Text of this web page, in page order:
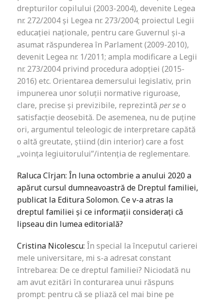
drepturilor copilului (2003-2004), devenite Legea
nr. 272/2004 și Legea nr. 273/2004; proiectul Legii
educației naționale, pentru care Guvernul și-a
asumat răspunderea în Parlament (2009-2010),
devenit Legea nr. 1/2011; ampla modificare a Legii
nr. 273/2004 privind procedura adopției (2015-
2016) etc. Orientarea demersului legislativ, prin
impunerea unor soluții normative riguroase,
clare, precise și previzibile, reprezintă per seo
satisfacție deosebită. De asemenea, nu de puține
ori, argumentul teleologic de interpretare capătă
o altă greutate, știind (din interior) care a fost
„voința legiuitorului”/intenția de reglementare.
Raluca Cîrjan: În luna octombrie a anului 2020 a
apărut cursul dumneavoastră de Dreptul familiei,
publicat la Editura Solomon. Ce v-a atras la
dreptul familiei și ce informații considerați că
lipseau din lumea editorială?
Cristina Nicolescu: În special la începutul carierei
mele universitare, mi s-a adresat constant
întrebarea: De ce dreptul familiei? Niciodată nu
am avut ezitări în conturarea unui răspuns
prompt: pentru că se pliază cel mai bine pe